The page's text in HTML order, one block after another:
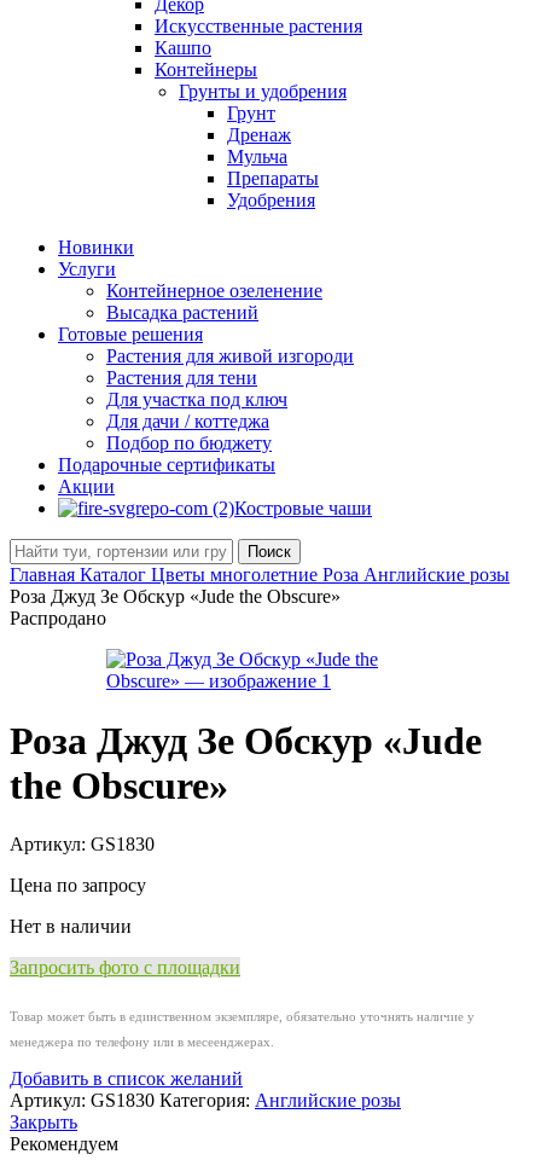
Декор
Искусственные растения
Кашпо
Контейнеры
Грунты и удобрения
Грунт
Дренаж
Мульча
Препараты
Удобрения
Новинки
Услуги
Контейнерное озеленение
Высадка растений
Готовые решения
Растения для живой изгороди
Растения для тени
Для участка под ключ
Для дачи / коттеджа
Подбор по бюджету
Подарочные сертификаты
Акции
Костровые чаши
Поиск
Главная Каталог Цветы многолетние Роза Английские розы
Роза Джуд Зе Обскур «Jude the Obscure»
Распродано
Роза Джуд Зе Обскур «Jude
the Obscure»
Артикул: GS1830
Цена по запросу
Нет в наличии
Запросить фото с площадки
Товар может быть в единственном экземпляре, обязательно уточнять наличие у
менеджера по телефону или в месеенджерах.
Добавить в список желаний
Артикул: GS1830 Категория: Английские розы
Закрыть
Рекомендуем